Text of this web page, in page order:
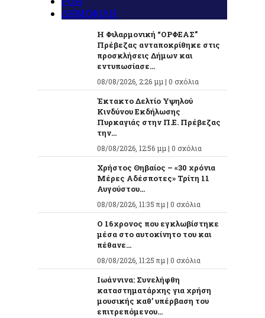
ΔΗΜΟΦΙΛΗ
Η Φιλαρμονική “ΟΡΦΕΑΣ”
Πρέβεζας ανταποκρίθηκε στις
προσκλήσεις Δήμων και
εντυπωσίασε...
08/08/2026, 2:26 μμ | 0 σχόλια
Έκτακτο Δελτίο Υψηλού
Κινδύνου Εκδήλωσης
Πυρκαγιάς στην Π.Ε. Πρέβεζας
την...
08/08/2026, 12:56 μμ | 0 σχόλια
Χρήστος Θηβαίος – «30 χρόνια
Μέρες Αδέσποτες» Τρίτη 11
Αυγούστου...
08/08/2026, 11:35 πμ | 0 σχόλια
O 16χρονος που εγκλωβίστηκε
μέσα στο αυτοκίνητο του και
πέθανε...
08/08/2026, 11:25 πμ | 0 σχόλια
Ιωάννινα: Συνελήφθη
καταστηματάρχης για χρήση
μουσικής καθ’ υπέρβαση του
επιτρεπόμενου...